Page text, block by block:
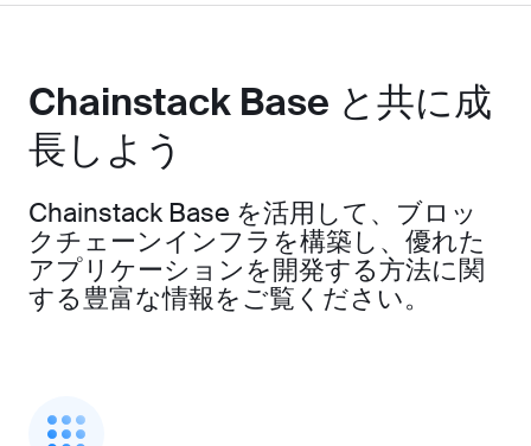
Chainstack Base と共に成
長しよう
Chainstack Base を活用して、ブロッ
クチェーンインフラを構築し、優れた
アプリケーションを開発する方法に関
する豊富な情報をご覧ください。